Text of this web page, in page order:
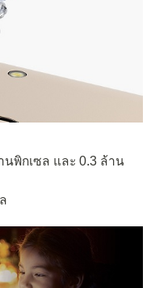
นพิกเซล และ 0.3 ล้าน